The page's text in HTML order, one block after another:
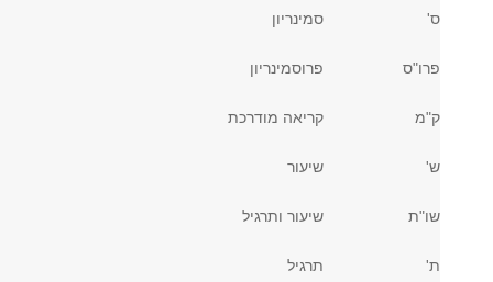
ס' סמינריון
פרו"ס פרוסמינריון
ק"מ קריאה מודרכת
ש' שיעור
שו"ת שיעור ותרגיל
ת' תרגיל